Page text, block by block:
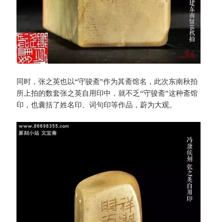
同时，张之英也以“守骏斋”作为其斋馆名，此次东南秋拍
所上拍的数套张之英自用印中，就不乏“守骏斋”这种斋馆
印，也囊括了姓名印、词句印等作品，蔚为大观。